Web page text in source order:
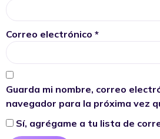
Correo electrónico *
Guarda mi nombre, correo
navegador para la próxima vez
Sí, agrégame a tu lista de